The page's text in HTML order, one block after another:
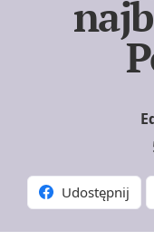
Udostępnij